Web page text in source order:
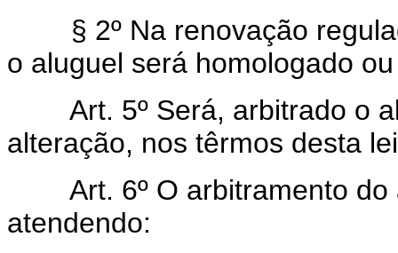
§ 2º Na renovação
o aluguel será homologado
Art. 5º Será, arbitrado o
alteração, nos têrmos desta
Art. 6º O arbitramento do
atendendo: